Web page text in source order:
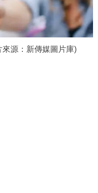
源：新傳媒圖片庫)